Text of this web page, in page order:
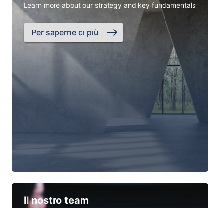
Learn more about our strategy and key fundamentals
Per saperne di più
Il nostro team